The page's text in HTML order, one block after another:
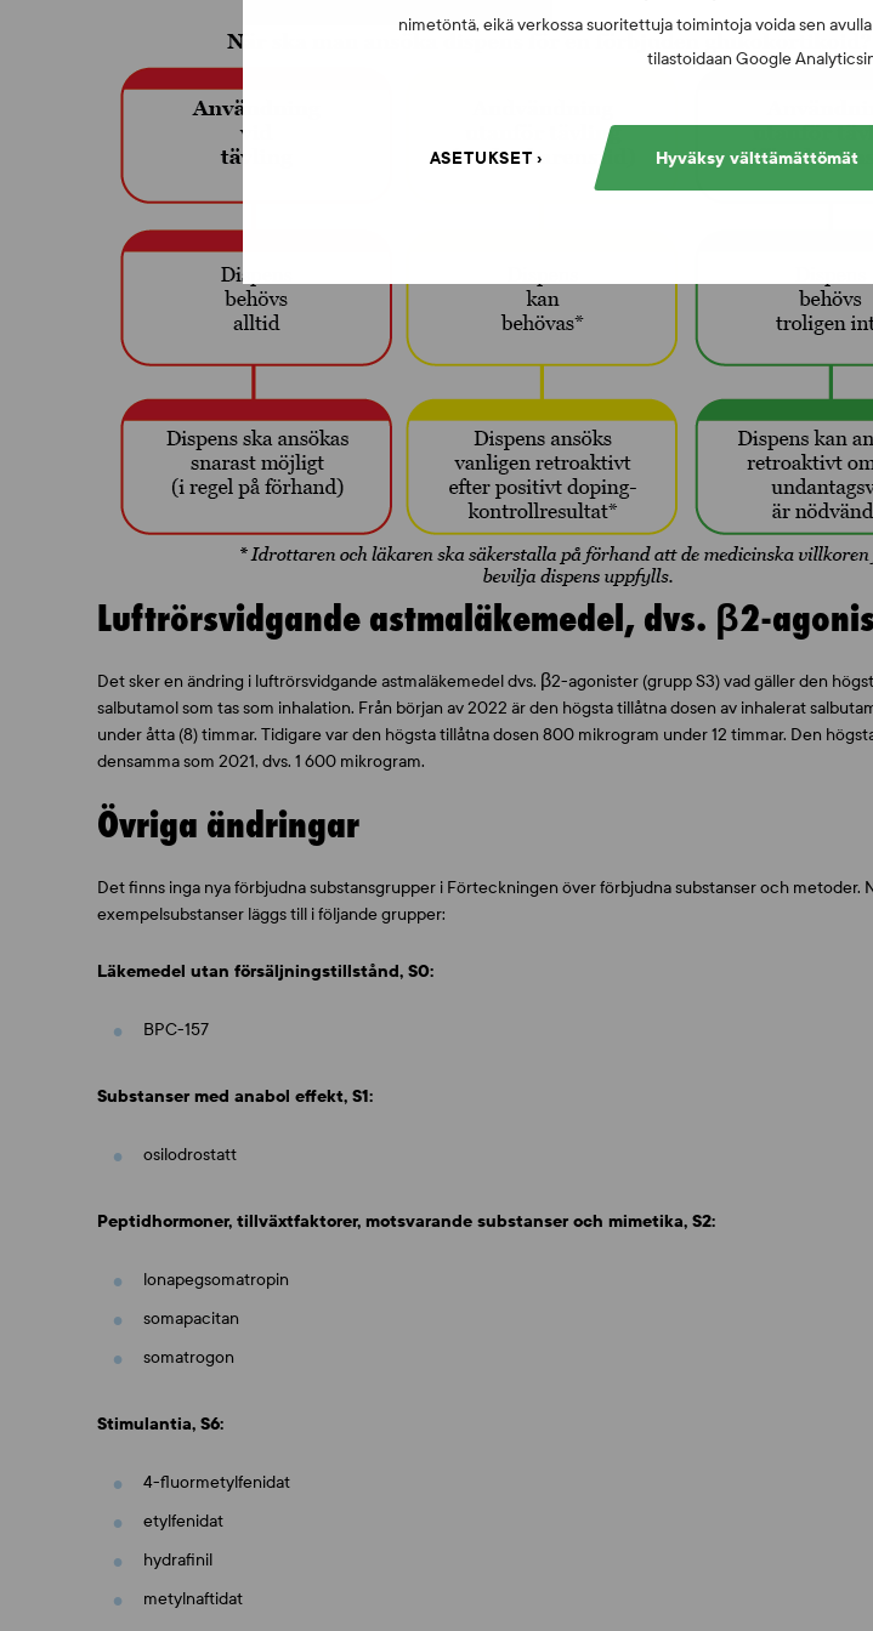
nimetöntä, eikä verkossa suoritettuja toimintoja voida sen
tilastoidaan Google
Hyväksy välttämättömät
ASETUKSET
Luftrörsvidgande astmaläkemedel, dvs. β2-
Det sker en ändring i luftrörsvidgande astmaläkemedel dvs. β2-agonister (grupp S3) vad gäller den
salbutamol som tas som inhalation. Från början av 2022 är den högsta tillåtna dosen av inhalerat
under åtta (8) timmar. Tidigare var den högsta tillåtna dosen 800 mikrogram under 12 timmar. Den
densamma som 2021, dvs. 1 600 mikrogram.
Övriga ändringar
Det finns inga nya förbjudna substansgrupper i Förteckningen över förbjudna substanser och metoder.
exempelsubstanser läggs till i följande grupper:
Läkemedel utan försäljningstillstånd, S0:
BPC-157
Substanser med anabol effekt, S1:
osilodrostatt
Peptidhormoner, tillväxtfaktorer, motsvarande substanser och mimetika, S2:
lonapegsomatropin
somapacitan
somatrogon
Stimulantia, S6:
4-fluormetylfenidat
etylfenidat
hydrafinil
metylnaftidat